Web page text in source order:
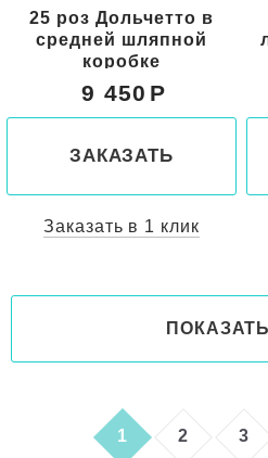
25 роз Дольчетто в
средней шляпной
коробке
9 450
ЗАКАЗАТЬ
Заказать в 1 клик
1 2 3